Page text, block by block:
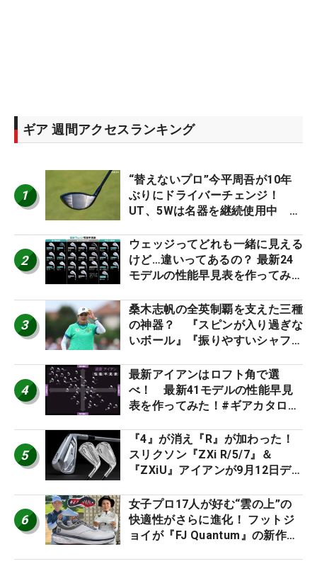
ギア 週間アクセスランキング
1
“替えないプロ”今平周吾が10年
ぶりにドライバーチェンジ！
UT、5Wは名器を継続使用中 #
2
ウェッジってどれも一緒に見える
けど…違いってあるの？ 最新24
モデルの性能早見表を作ってみ
3
桑木志帆の全英制覇を支えた三種
の神器？ 『スピンが入り過ぎな
いボール』『振りやすいシャフ
ー』 #女子プロセッティング
4
最新アイアンはロフト角で選
べ！ 最新41モデルの性能早見
表を作ってみた！#ギアカタログ
5
『4』が消え『R』が加わった！
スリクソン『ZXi R/5/7』＆
『ZXiU』アイアンが9月12日デ
6
女子プロ17人が好む“雲の上”の
快適性がさらに進化！ フットジ
ョイが『FJ Quantum』の新作を